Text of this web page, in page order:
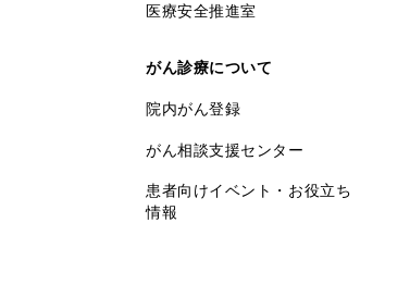
医療安全推進室
がん診療について
院内がん登録
がん相談支援センター
患者向けイベント・お役立ち
情報